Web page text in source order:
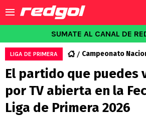
SUMATE AL CANAL DE
LIGA DE PRIMERA Campeonato
El partido que puedes
por TV abierta en la
Liga de Primera 2026